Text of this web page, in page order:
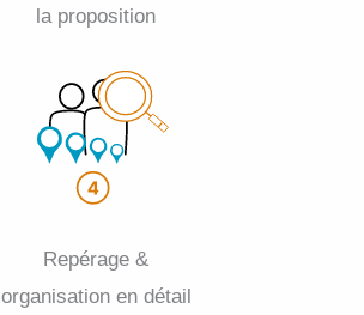
la proposition
Repérage &
organisation en détail